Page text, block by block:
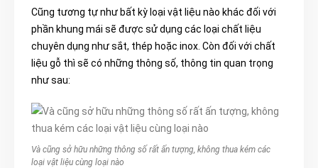
Cũng tương tự như bất kỳ loại vật liệu nào khác đối với
phần khung mái sẽ được sử dụng các loại chất liệu
chuyên dụng như sắt, thép hoặc inox. Còn đối với chất
liệu gỗ thì sẽ có những thông số, thông tin quan trọng
như sau:
Và cũng sở hữu những thông số rất ấn tượng, không thua kém các
loại vật liệu cùng loại nào